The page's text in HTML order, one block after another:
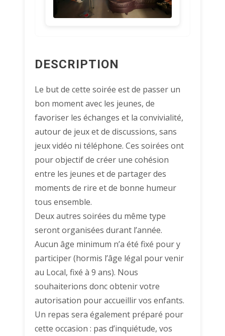
DESCRIPTION
Le but de cette soirée est de passer un
bon moment avec les jeunes, de
favoriser les échanges et la convivialité,
autour de jeux et de discussions, sans
jeux vidéo ni téléphone. Ces soirées ont
pour objectif de créer une cohésion
entre les jeunes et de partager des
moments de rire et de bonne humeur
tous ensemble.
Deux autres soirées du même type
seront organisées durant l’année.
Aucun âge minimum n’a été fixé pour y
participer (hormis l’âge légal pour venir
au Local, fixé à 9 ans). Nous
souhaiterions donc obtenir votre
autorisation pour accueillir vos enfants.
Un repas sera également préparé pour
cette occasion : pas d’inquiétude, vos